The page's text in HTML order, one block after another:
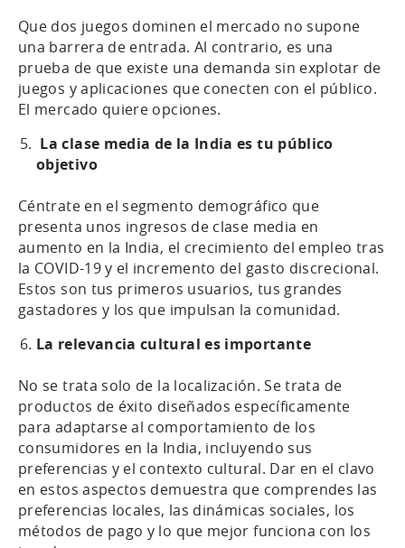
Que dos juegos dominen el mercado no supone
una barrera de entrada. Al contrario, es una
prueba de que existe una demanda sin explotar de
juegos y aplicaciones que conecten con el público.
El mercado quiere opciones.
La clase media de la India es tu público
objetivo
Céntrate en el segmento demográfico que
presenta unos ingresos de clase media en
aumento en la India, el crecimiento del empleo tras
la COVID-19 y el incremento del gasto discrecional.
Estos son tus primeros usuarios, tus grandes
gastadores y los que impulsan la comunidad.
La relevancia cultural es importante
No se trata solo de la localización. Se trata de
productos de éxito diseñados específicamente
para adaptarse al comportamiento de los
consumidores en la India, incluyendo sus
preferencias y el contexto cultural. Dar en el clavo
en estos aspectos demuestra que comprendes las
preferencias locales, las dinámicas sociales, los
métodos de pago y lo que mejor funciona con los